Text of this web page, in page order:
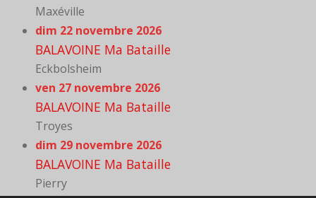
Maxéville
dim 22 novembre 2026
BALAVOINE Ma Bataille
Eckbolsheim
ven 27 novembre 2026
BALAVOINE Ma Bataille
Troyes
dim 29 novembre 2026
BALAVOINE Ma Bataille
Pierry